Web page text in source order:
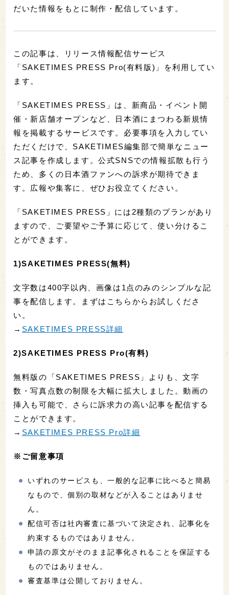
だいた情報をもとに制作・配信しています。
この記事は、リリース情報配信サービス
「SAKETIMES PRESS Pro(有料版)」を利用してい
ます。
「SAKETIMES PRESS」は、新商品・イベント開
催・新店舗オープンなど、日本酒にまつわる新規情
報を掲載するサービスです。必要事項を入力してい
ただくだけで、SAKETIMES編集部で簡単なニュー
ス記事を作成します。公式SNSでの情報拡散も行う
ため、多くの日本酒ファンへの訴求が期待できま
す。広報や集客に、ぜひお役立てください。
「SAKETIMES PRESS」には2種類のプランがあり
ますので、ご要望やご予算に応じて、使い分けるこ
とができます。
1)SAKETIMES PRESS(無料)
文字数は400字以内、画像は1点のみのシンプルな記
事を配信します。まずはこちらからお試しくださ
い。
→ SAKETIMES PRESS詳細
2)SAKETIMES PRESS Pro(有料)
無料版の「SAKETIMES PRESS」よりも、文字
数・写真点数の制限を大幅に拡大しました。動画の
挿入も可能で、さらに訴求力の高い記事を配信する
ことができます。
→ SAKETIMES PRESS Pro詳細
※ご留意事項
いずれのサービスも、一般的な記事に比べると簡易
なもので、個別の取材などが入ることはありませ
ん。
配信可否は社内審査に基づいて決定され、記事化を
約束するものではありません。
申請の原文がそのまま記事化されることを保証する
ものではありません。
審査基準は公開しておりません。